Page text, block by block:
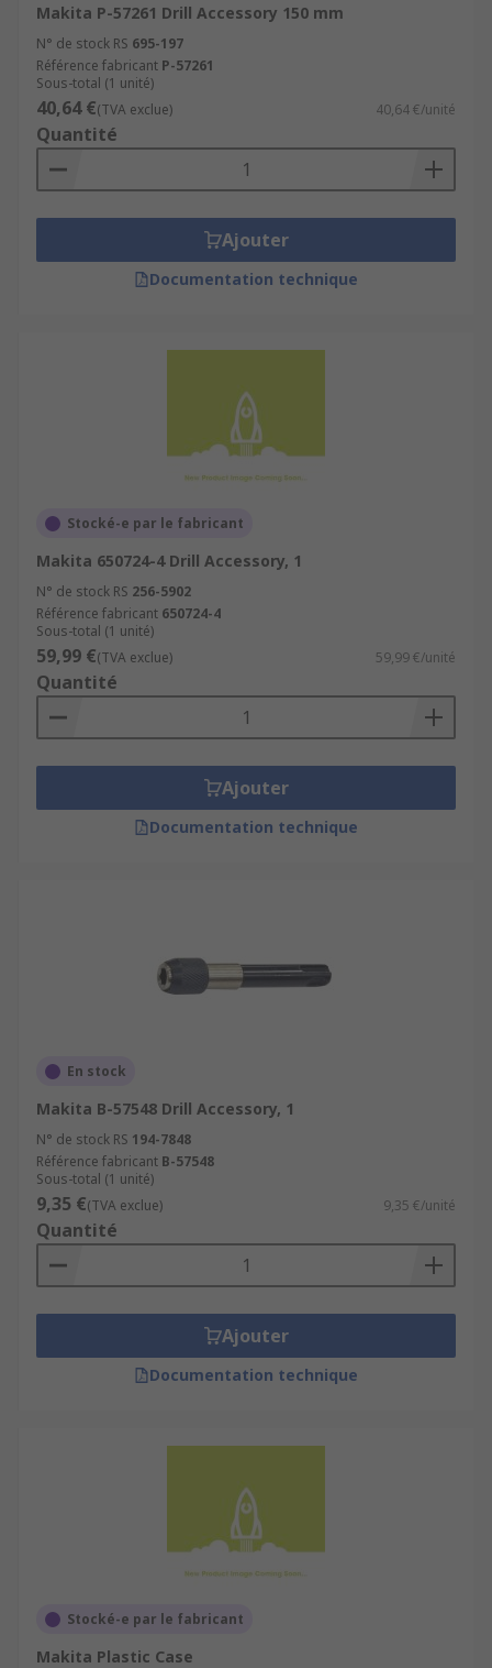
Makita P-57261 Drill Accessory 150 mm
N° de stock RS 695-197
Référence fabricant P-57261
Sous-total (1 unité)
40,64 €(TVA exclue) 40,64 €/unité
Quantité
Ajouter
Documentation technique
Stocké-e par le fabricant
Makita 650724-4 Drill Accessory, 1
N° de stock RS 256-5902
Référence fabricant 650724-4
Sous-total (1 unité)
59,99 €(TVA exclue) 59,99 €/unité
Quantité
Ajouter
Documentation technique
En stock
Makita B-57548 Drill Accessory, 1
N° de stock RS 194-7848
Référence fabricant B-57548
Sous-total (1 unité)
9,35 €(TVA exclue) 9,35 €/unité
Quantité
Ajouter
Documentation technique
Stocké-e par le fabricant
Makita Plastic Case